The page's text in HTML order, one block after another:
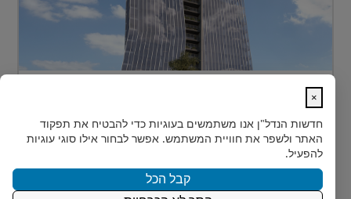
MEDIPORT תל השומר - נבנה לפרוץ דרך אל המחר
בעולם הרפואה של המאה ה-21, קצב החדשנות אינו
מאפשר מנ...
×
חדשות הנדל"ן אנו משתמשים בעוגיות כדי להבטיח את תפקוד
האתר ולשפר את חוויית המשתמש. אפשר לבחור אילו סוגי עוגיות
להפעיל.
קבל הכל